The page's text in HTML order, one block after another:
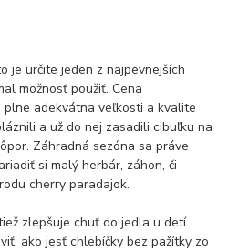
je určite jeden z najpevnejších
možnosť použiť. Cena
plne adekvátna veľkosti a kvalite
a už do nej zasadili cibuľku na
Záhradná sezóna sa práve
si malý herbár, záhon, či
cherry paradajok.
zlepšuje chuť do jedla u detí.
ako jesť chlebíčky bez pažítky zo